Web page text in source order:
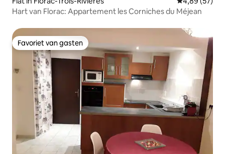
Hart van Florac: Appartement les Corniches du Méjean
Favoriet van gasten
Favoriet van gasten